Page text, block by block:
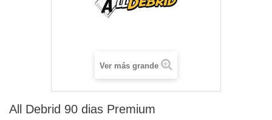
Ver más grande
All Debrid 90 dias Premium